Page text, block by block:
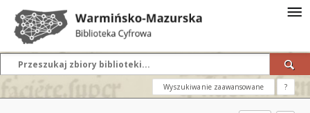
Wyszukiwanie zaawansowane ?